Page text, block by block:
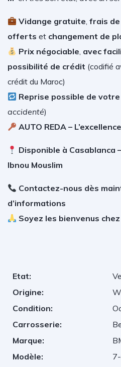
Vidange gratuite,frais
offerts et changement de
Prix négociable, avec
possibilité de crédit (codifié
crédit du Maroc)
Reprise possible de
accidenté)
AUTO REDA –
Disponible à Casablanca
Ibnou Mouslim
Contactez-nous dès
d’informations
Soyez les bienvenus chez
Etat:
Origine:
Condition:
Carrosserie:
Marque:
Modèle: